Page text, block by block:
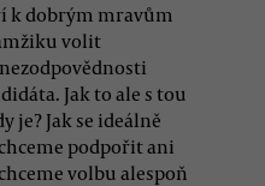
k dobrým mravům
volit
Jak to ale s tou
je? Jak se ideálně
podpořit ani
volbu alespoň